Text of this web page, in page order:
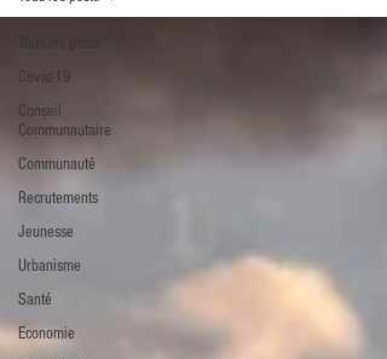
Tous les posts
Covid-19
Conseil
Communautaire
Communauté
Recrutements
Jeunesse
Urbanisme
Santé
Economie